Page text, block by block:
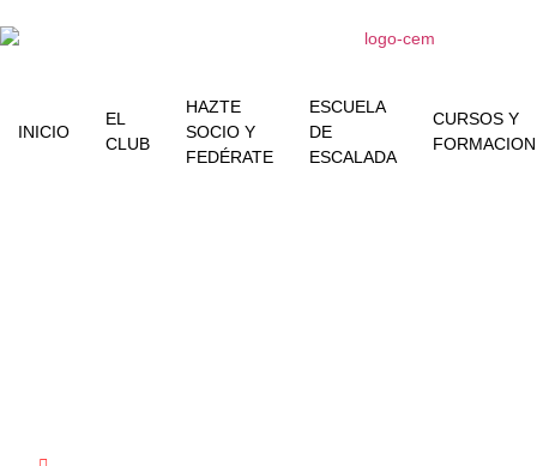
INICIO
EL
CLUB
HAZTE
SOCIO Y
FEDÉRATE
ESCUELA
DE
ESCALADA
CURSOS Y